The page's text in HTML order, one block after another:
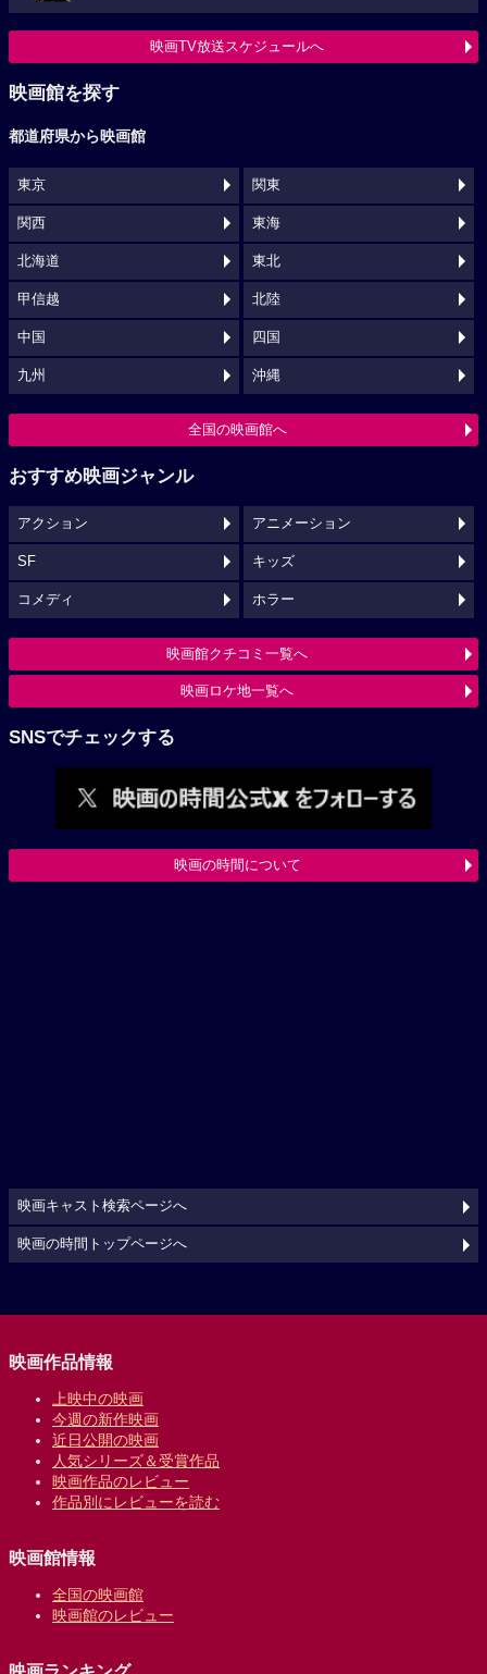
映画TV放送スケジュールへ
映画館を探す
都道府県から映画館
東京 関東
関西 東海
北海道 東北
甲信越 北陸
中国 四国
九州 沖縄
全国の映画館へ
おすすめ映画ジャンル
アクション アニメーション
SF キッズ
コメディ ホラー
映画館クチコミ一覧へ
映画ロケ地一覧へ
SNSでチェックする
映画の時間について
映画キャスト検索ページへ
映画の時間トップページへ
映画作品情報
上映中の映画
今週の新作映画
近日公開の映画
人気シリーズ＆受賞作品
映画作品のレビュー
作品別にレビューを読む
映画館情報
全国の映画館
映画館のレビュー